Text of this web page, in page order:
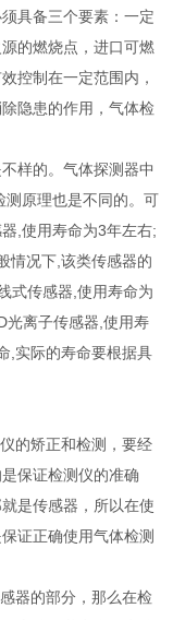
具备三个要素：一定
的燃烧点，进口可燃
控制在一定范围内，
隐患的作用，气体检
样的。气体探测器中
测原理也是不同的。可
,使用寿命为3年左右;
情况下,该类传感器的
式传感器,使用寿命为
光离子传感器,使用寿
,实际的寿命要根据具
的矫正和检测，要经
保证检测仪的准确
是传感器，所以在使
证正确使用气体检测
器的部分，那么在检